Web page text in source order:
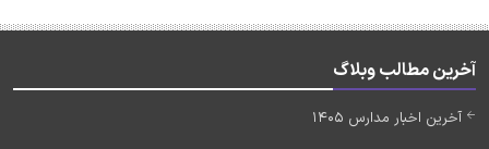
آخرین مطالب وبلاگ
آخرین اخبار مدارس 1405